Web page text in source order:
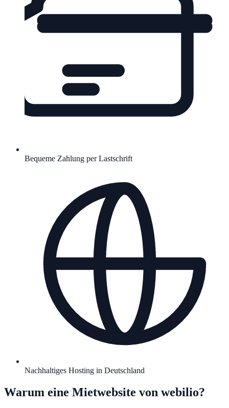
Bequeme Zahlung per Lastschrift
Nachhaltiges Hosting in Deutschland
Warum eine Mietwebsite von webilio?